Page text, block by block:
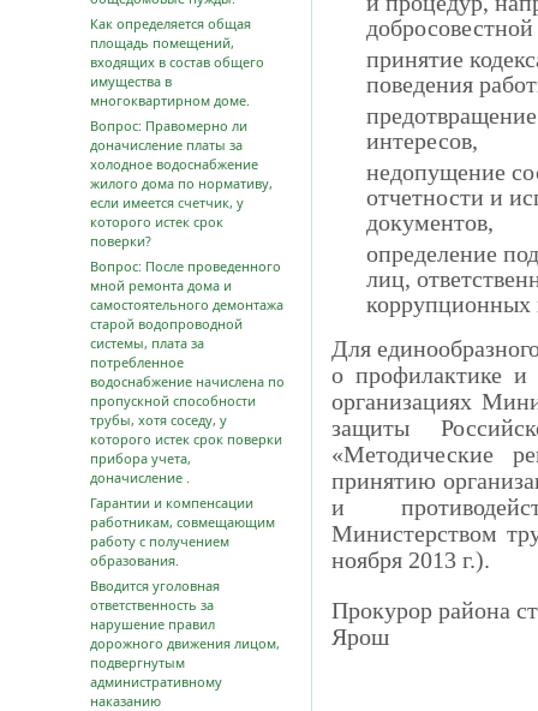
принятие
поведения
интересов,
недопущение
отчетности и
документов,
определение
лиц,
Для
о профилактике и
организациях
защиты
«Методические
принятию
и
Министерством
ноября 2013 г.).
Прокурор района
Ярош
Как определяется общая
площадь помещений,
входящих в состав общего
имущества в
многоквартирном доме.
Вопрос: Правомерно ли
доначисление платы за
холодное водоснабжение
жилого дома по нормативу,
если имеется счетчик, у
которого истек срок
поверки?
Вопрос: После проведенного
мной ремонта дома и
самостоятельного демонтажа
старой водопроводной
системы, плата за
потребленное
водоснабжение начислена по
пропускной способности
трубы, хотя соседу, у
которого истек срок поверки
прибора учета,
доначисление .
Гарантии и компенсации
работникам, совмещающим
работу с получением
образования.
Вводится уголовная
ответственность за
нарушение правил
дорожного движения лицом,
подвергнутым
административному
наказанию